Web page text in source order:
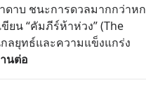
าบ ชนะการดวลมากกว่าหก
ยน “คัมภีร์ห้าห่วง” (The
ลยุทธ์และความแข็งแกร่ง
นต่อ